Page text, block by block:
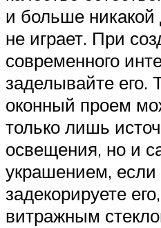
и больше никакой
не играет. При
современного
заделывайте его.
оконный проем
только лишь
освещения, но и
украшением,
задекорируете
витражным